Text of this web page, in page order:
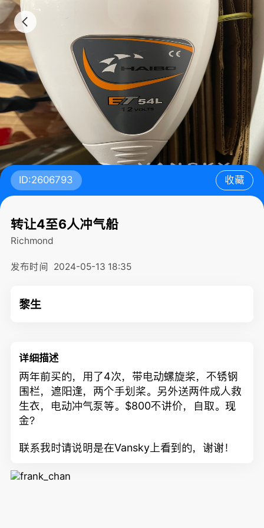
ID:2606793 收藏
转让4至6人冲气船
Richmond
发布时间 2024-05-13 18:35
黎生
详细描述
两年前买的，用了4次，带电动螺旋桨，不锈钢
围栏，遮阳逢，两个手划桨。另外送两件成人救
生衣，电动冲气泵等。$800不讲价，自取。现
金？
联系我时请说明是在Vansky上看到的，谢谢！